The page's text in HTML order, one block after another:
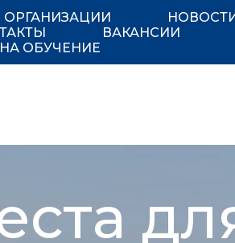
ВАКАНСИИ
ОБУЧЕНИЕ